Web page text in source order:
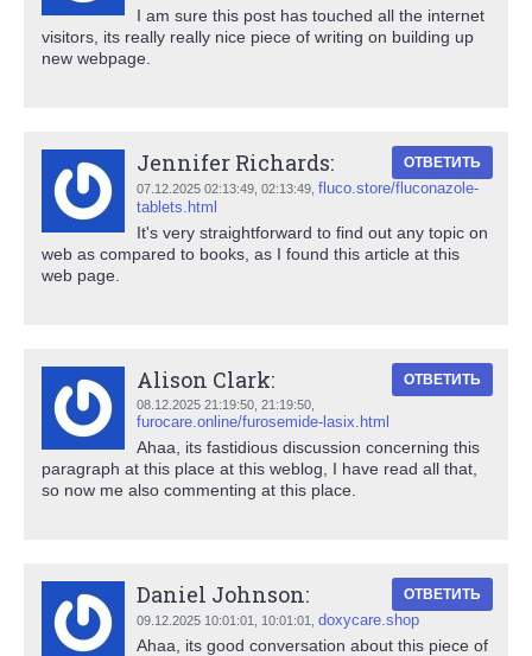
I am sure this post has touched all the internet
visitors, its really really nice piece of writing on building up
new webpage.
Jennifer Richards:
07.12.2025 02:13:49, 02:13:49 fluco.store/fluconazole-
tablets.html
ОТВЕТИТЬ
It's very straightforward to find out any topic on
web as compared to books, as I found this article at this
web page.
Alison Clark:
08.12.2025 21:19:50, 21:19:50
furocare.online/furosemide-lasix.html
ОТВЕТИТЬ
Ahaa, its fastidious discussion concerning this
paragraph at this place at this weblog, I have read all that,
so now me also commenting at this place.
Daniel Johnson:
09.12.2025 10:01:01, 10:01:01 doxycare.shop
ОТВЕТИТЬ
Ahaa, its good conversation about this piece of